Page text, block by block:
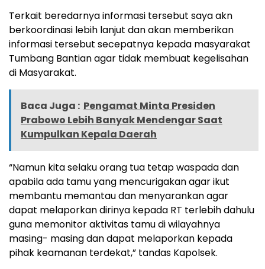
Terkait beredarnya informasi tersebut saya akn
berkoordinasi lebih lanjut dan akan memberikan
informasi tersebut secepatnya kepada masyarakat
Tumbang Bantian agar tidak membuat kegelisahan
di Masyarakat.
Baca Juga : Pengamat Minta Presiden
Prabowo Lebih Banyak Mendengar Saat
Kumpulkan Kepala Daerah
“Namun kita selaku orang tua tetap waspada dan
apabila ada tamu yang mencurigakan agar ikut
membantu memantau dan menyarankan agar
dapat melaporkan dirinya kepada RT terlebih dahulu
guna memonitor aktivitas tamu di wilayahnya
masing- masing dan dapat melaporkan kepada
pihak keamanan terdekat,” tandas Kapolsek.